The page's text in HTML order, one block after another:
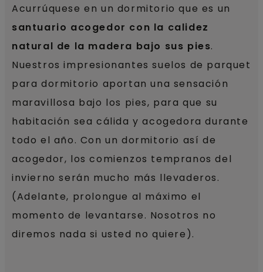
Acurrúquese en un dormitorio que es un
santuario acogedor con la calidez
natural de la madera bajo sus pies.
Nuestros impresionantes suelos de parquet
para dormitorio aportan una sensación
maravillosa bajo los pies, para que su
habitación sea cálida y acogedora durante
todo el año. Con un dormitorio así de
acogedor, los comienzos tempranos del
invierno serán mucho más llevaderos.
(Adelante, prolongue al máximo el
momento de levantarse. Nosotros no
diremos nada si usted no quiere).